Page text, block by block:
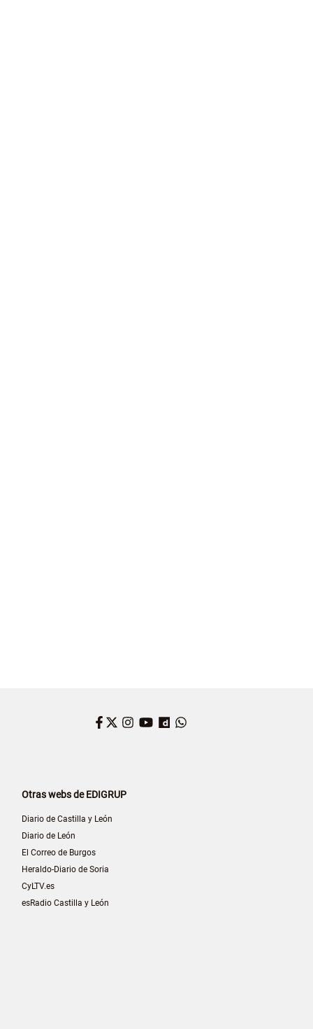
Facebook
Twitter
Instagram
YouTube
Dailymotion
Otras webs de EDIGRUP
Diario de Castilla y León
Diario de León
El Correo de Burgos
Heraldo-Diario de Soria
CyLTV.es
esRadio Castilla y León